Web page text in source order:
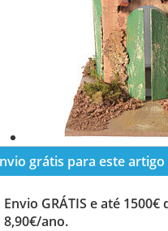
grátis para este artigo
Envio GRÁTIS e até
8,90€/ano.